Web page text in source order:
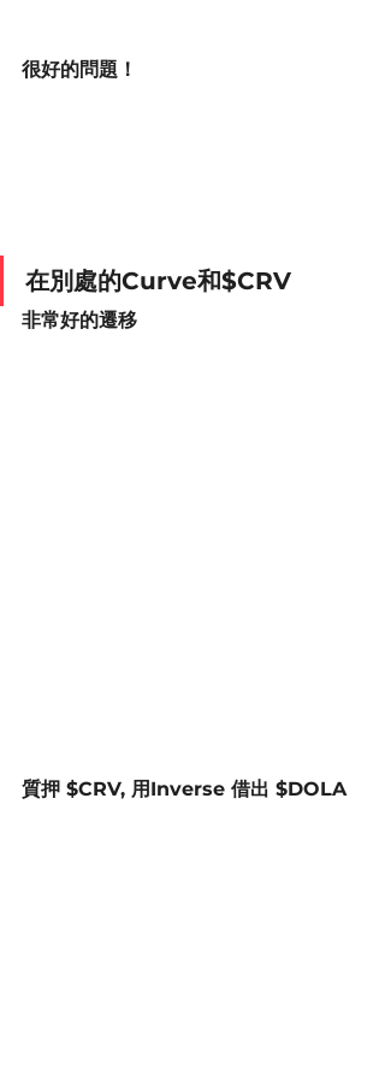
很好的問題！
在別處的Curve和$CRV
非常好的遷移
質押 $CRV, 用Inverse 借出 $DOLA